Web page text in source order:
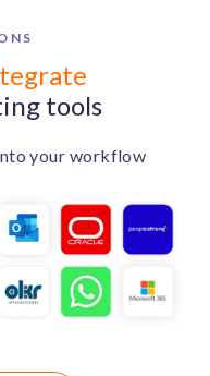
tools
your workflow